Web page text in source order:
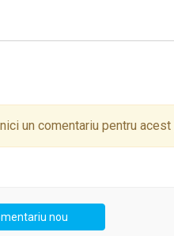
Alevia dezvoltă
respect, muncă, empatie,
naturii în remedii
un comentariu pentru acest
nou